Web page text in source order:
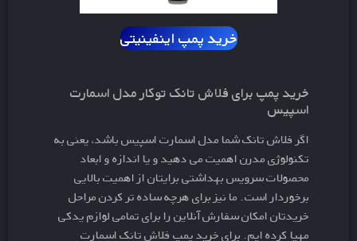
خرید پمپ اینفینیتی
خرید پمپ برای فلاش تانک توکار مدل اسمارت
اسپیس
اگر فلاش تانک شما مدل اسمارت اسپیس باشد، یعنی به
تکنولوژی مدرن اهمیت می دهید و یا اندازه و ابعاد
محصولات سرویس بهداشتی برایتان از اهمیت بالایی
برخوردار است. ما نیز برای هرچه ساده تر کردن مراحل
خریدتان امکان سفارش آنلاین را برای تمامی لوازم یدکی
مهیا کرده ایم. برای خرید پمپ فلاش تانک اسمارت